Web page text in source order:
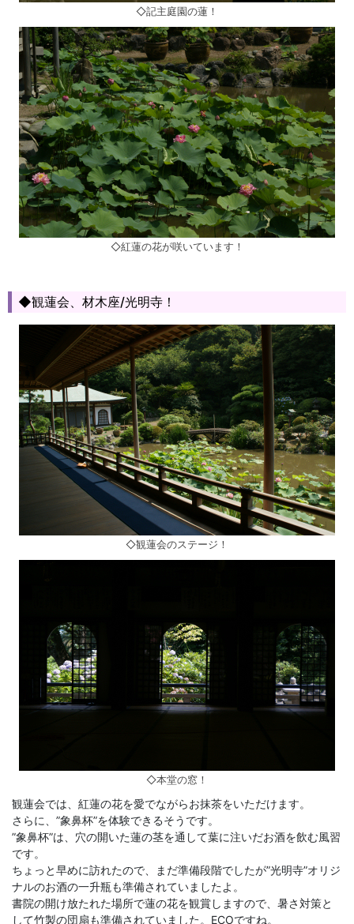
◇記主庭園の蓮！
◇紅蓮の花が咲いています！
◆観蓮会、材木座/光明寺！
◇観蓮会のステージ！
◇本堂の窓！
観蓮会では、紅蓮の花を愛でながらお抹茶をいただけます。
さらに、”象鼻杯”を体験できるそうです。
”象鼻杯”は、穴の開いた蓮の茎を通して葉に注いだお酒を飲む風習
です。
ちょっと早めに訪れたので、まだ準備段階でしたが”光明寺”オリジ
ナルのお酒の一升瓶も準備されていましたよ。
書院の開け放たれた場所で蓮の花を観賞しますので、暑さ対策と
して竹製の団扇も準備されていました。ECOですね。